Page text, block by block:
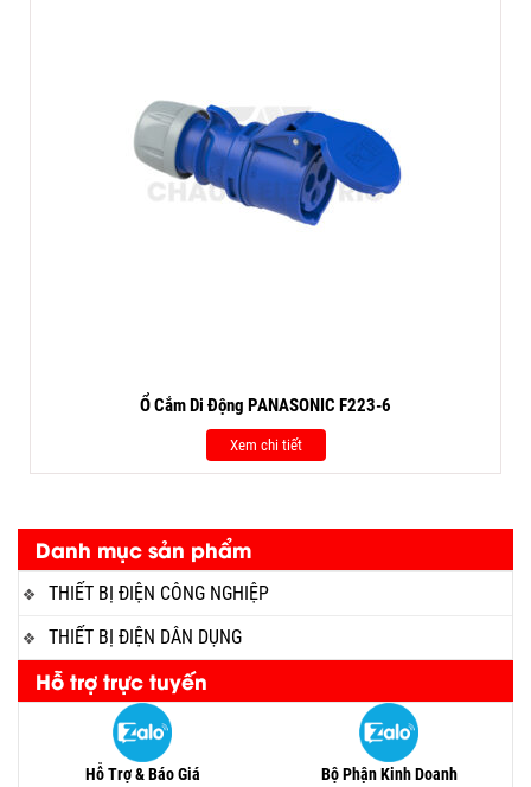
Danh mục sản phẩm
THIẾT BỊ ĐIỆN CÔNG NGHIỆP
THIẾT BỊ ĐIỆN DÂN DỤNG
Hỗ trợ trực tuyến
Hỗ Trợ & Báo Giá
Bộ Phận Kinh Doanh
Ổ Cắm Di Động PANASONIC F223-6
Xem chi tiết